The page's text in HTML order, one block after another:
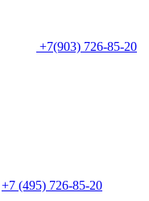
+7(903) 726-85-20
+7 (495) 726-85-20